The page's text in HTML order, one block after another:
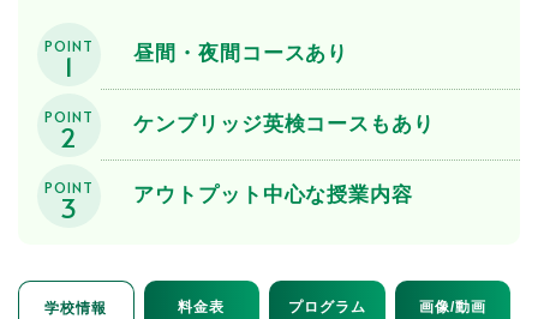
POINT
1 昼間・夜間コースあり
POINT
2 ケンブリッジ英検コースもあり
POINT
3 アウトプット中心な授業内容
学校情報 料金表 プログラム 画像/動画